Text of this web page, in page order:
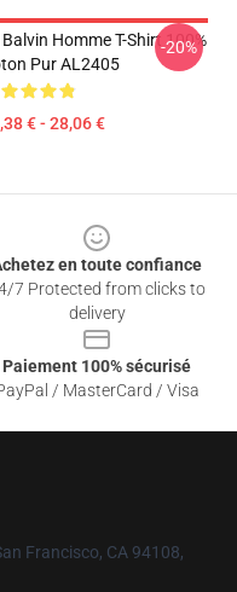
Homme T-Shirt 100%
Pur AL2405
€ - 28,06 €
-20%
en toute confiance
7 Protected from clicks to
delivery
Paiement 100% sécurisé
/ MasterCard / Visa
Francisco, CA 94108,